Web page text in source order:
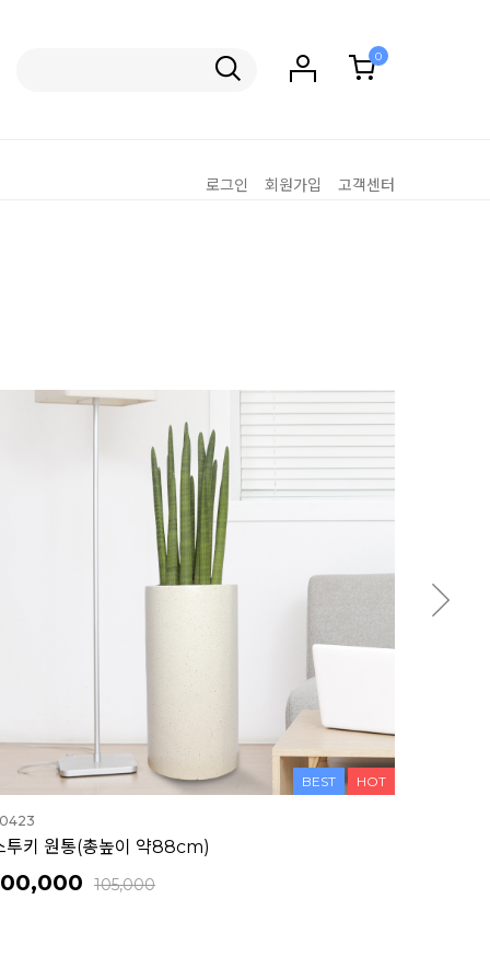
0
로그인 회원가입 고객센터
HOT NEW
갈고무나무 (총높이 약70cm) - 나무받침 별도
89,250